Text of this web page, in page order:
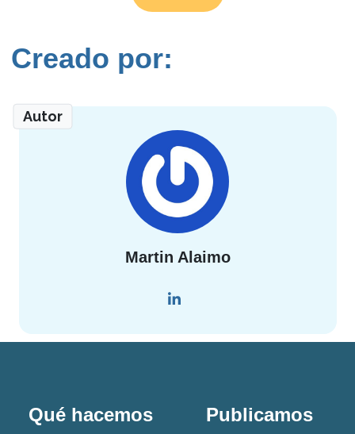
Creado por:
Autor
Martin Alaimo
Qué hacemos Publicamos